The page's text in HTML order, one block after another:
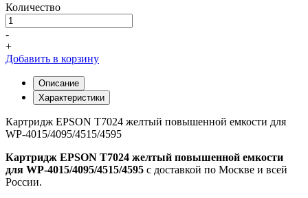
Количество
-
+
Добавить в корзину
Описание
Характеристики
Картридж EPSON T7024 желтый повышенной емкости для
WP-4015/4095/4515/4595
Картридж EPSON T7024 желтый повышенной емкости
для WP-4015/4095/4515/4595 с доставкой по Москве и всей
России.